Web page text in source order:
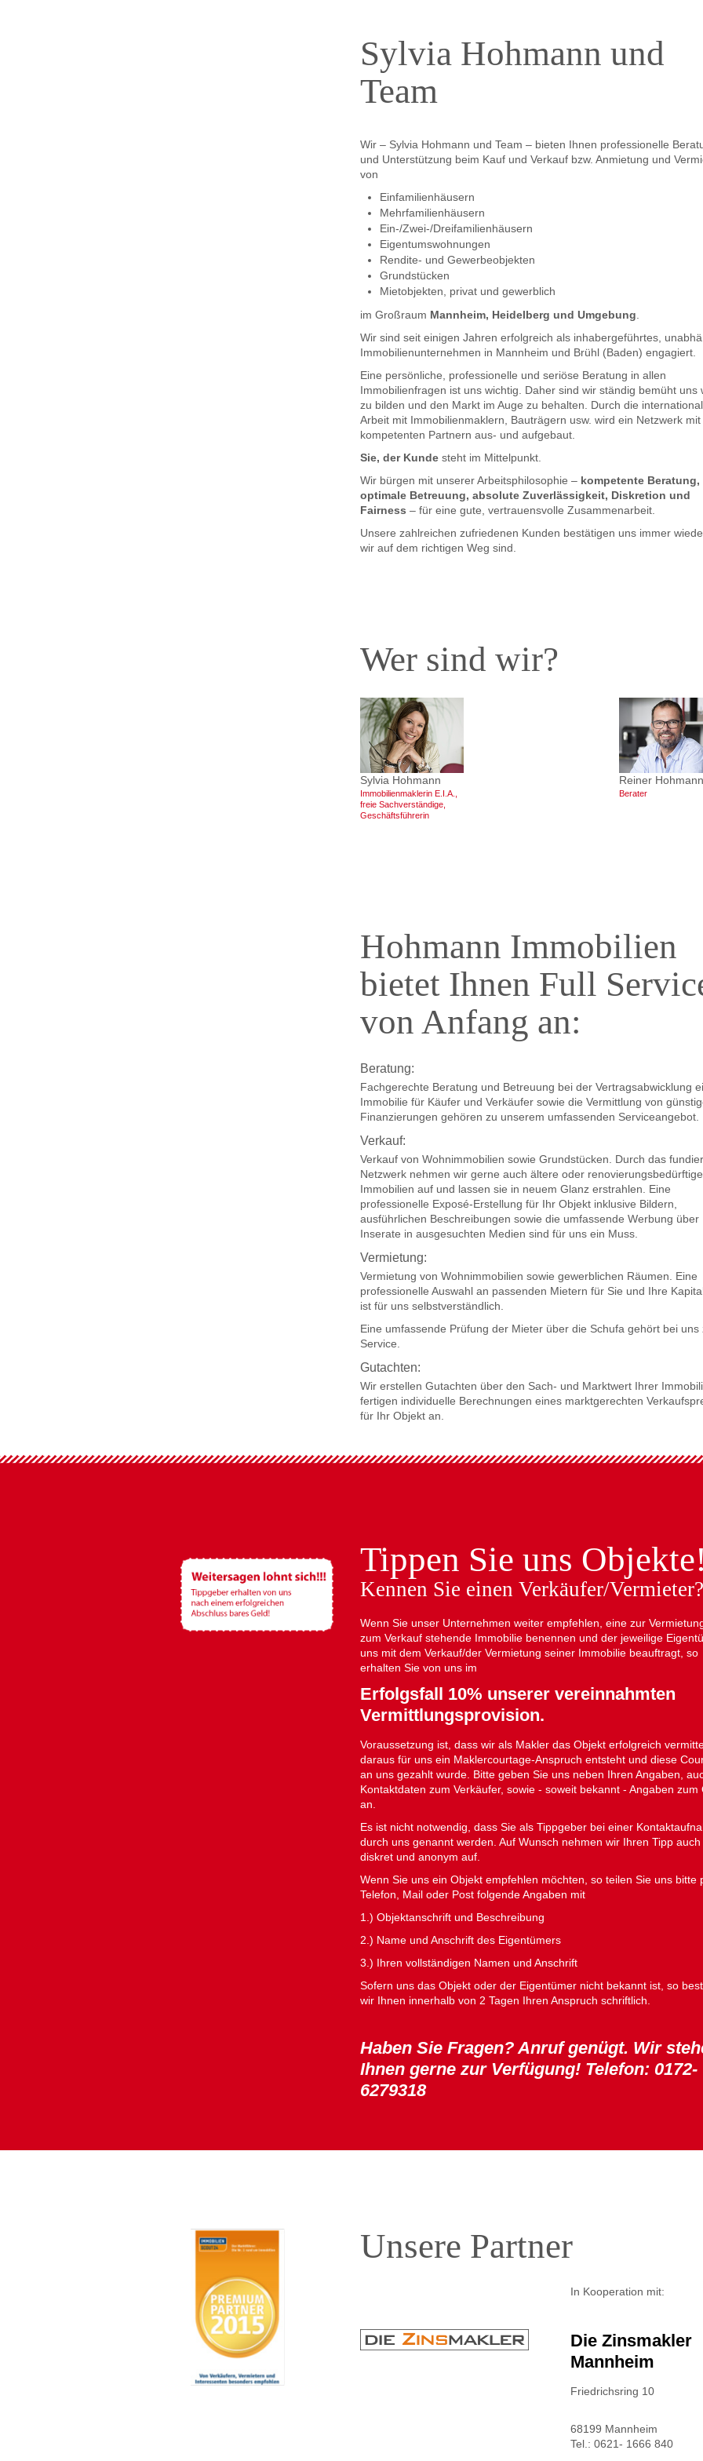
Sylvia Hohmann und
Team
Wir – Sylvia Hohmann und Team – bieten Ihnen professionelle
und Unterstützung beim Kauf und Verkauf bzw. Anmietung und
von
Einfamilienhäusern
Mehrfamilienhäusern
Ein-/Zwei-/Dreifamilienhäusern
Eigentumswohnungen
Rendite- und Gewerbeobjekten
Grundstücken
Mietobjekten, privat und gewerblich
im Großraum Mannheim, Heidelberg und Umgebung
Wir sind seit einigen Jahren erfolgreich als inhabergeführtes,
Immobilienunternehmen in Mannheim und Brühl (Baden) engagiert.
Eine persönliche, professionelle und seriöse Beratung in allen
Immobilienfragen ist uns wichtig. Daher sind wir ständig bemüht uns
zu bilden und den Markt im Auge zu behalten. Durch die
Arbeit mit Immobilienmaklern, Bauträgern usw. wird ein Netzwerk mit
kompetenten Partnern aus- und aufgebaut.
Sie, der Kunde steht im Mittelpunkt.
Wir bürgen mit unserer Arbeitsphilosophie – kompetente Beratung,
optimale Betreuung, absolute Zuverlässigkeit, Diskretion und
Fairness – für eine gute, vertrauensvolle Zusammenarbeit.
Unsere zahlreichen zufriedenen Kunden bestätigen uns immer
wir auf dem richtigen Weg sind.
Wer sind wir?
Sylvia Hohmann
Immobi­lien­mak­lerin E.I.A.,
freie Sach­verstän­dige,
Geschäfts­führerin
Reiner
Berater
Hohmann Immobilien
bietet Ihnen Full
von Anfang an:
Beratung:
Fachgerechte Beratung und Betreuung bei der Vertragsabwicklung
Immobilie für Käufer und Verkäufer sowie die Vermittlung von
Finanzierungen gehören zu unserem umfassenden Serviceangebot.
Verkauf:
Verkauf von Wohnimmobilien sowie Grundstücken. Durch das
Netzwerk nehmen wir gerne auch ältere oder renovierungsbedürftige
Immobilien auf und lassen sie in neuem Glanz erstrahlen. Eine
professionelle Exposé-Erstellung für Ihr Objekt inklusive Bildern,
ausführlichen Beschreibungen sowie die umfassende Werbung über
Inserate in ausgesuchten Medien sind für uns ein Muss.
Vermietung:
Vermietung von Wohnimmobilien sowie gewerblichen Räumen. Eine
professionelle Auswahl an passenden Mietern für Sie und Ihre
ist für uns selbstverständlich.
Eine umfassende Prüfung der Mieter über die Schufa gehört bei uns
Service.
Gutachten:
Wir erstellen Gutachten über den Sach- und Marktwert Ihrer
fertigen individuelle Berechnungen eines marktgerechten
für Ihr Objekt an.
Tippen Sie uns
Kennen Sie einen Verkäufer/
Wenn Sie unser Unternehmen weiter empfehlen, eine zur
zum Verkauf stehende Immobilie benennen und der jeweilige
uns mit dem Verkauf/der Vermietung seiner Immobilie beauftragt, so
erhalten Sie von uns im
Erfolgsfall 10% unserer vereinnahmten
Vermittlungsprovision.
Voraussetzung ist, dass wir als Makler das Objekt erfolgreich
daraus für uns ein Maklercourtage-Anspruch entsteht und diese
an uns gezahlt wurde. Bitte geben Sie uns neben Ihren Angaben,
Kontaktdaten zum Verkäufer, sowie - soweit bekannt - Angaben zum
an.
Es ist nicht notwendig, dass Sie als Tippgeber bei einer
durch uns genannt werden. Auf Wunsch nehmen wir Ihren Tipp
diskret und anonym auf.
Wenn Sie uns ein Objekt empfehlen möchten, so teilen Sie uns bitte
Telefon, Mail oder Post folgende Angaben mit
1.) Objektanschrift und Beschreibung
2.) Name und Anschrift des Eigentümers
3.) Ihren vollständigen Namen und Anschrift
Sofern uns das Objekt oder der Eigentümer nicht bekannt ist, so
wir Ihnen innerhalb von 2 Tagen Ihren Anspruch schriftlich.
Haben Sie Fragen? Anruf genügt. Wir
Ihnen gerne zur Verfügung! Telefon: 0172-
6279318
Unsere Partner
In Kooperation mit:
Die Zinsmakler
Mannheim
Friedrichsring 10
68199 Mannheim
Tel.: 0621- 1666 840